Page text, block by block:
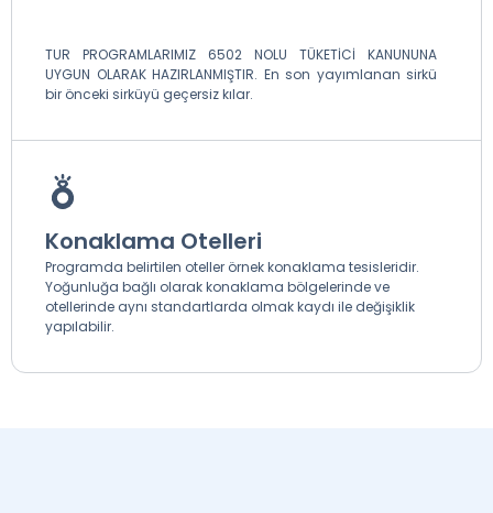
TUR PROGRAMLARIMIZ 6502 NOLU TÜKETİCİ KANUNUNA
UYGUN OLARAK HAZIRLANMIŞTIR. En son yayımlanan sirkü
bir önceki sirküyü geçersiz kılar.
Konaklama Otelleri
Programda belirtilen oteller örnek konaklama tesisleridir.
Yoğunluğa bağlı olarak konaklama bölgelerinde ve
otellerinde aynı standartlarda olmak kaydı ile değişiklik
yapılabilir.